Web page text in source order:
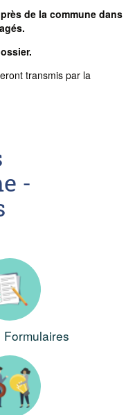
de la commune dans
transmis par la
-
Formulaires